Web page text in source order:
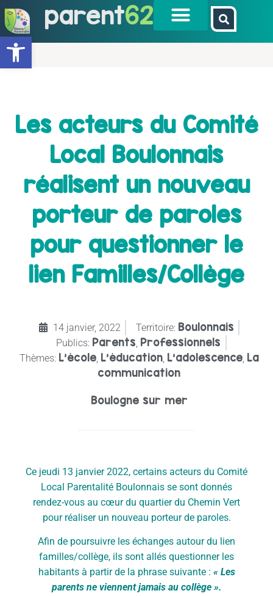
Ouvrir la barre d’outils
parent62
Les acteurs du Comité
Local Boulonnais
réalisent un nouveau
porteur de paroles
pour questionner le
lien Familles/Collège
14 janvier, 2022 Territoire: Boulonnais
Publics: Parents Professionnels
Thèmes: L'école, L'éducation, L’adolescence, La
communication
Boulogne sur mer
Ce jeudi 13 janvier 2022, certains acteurs du Comité
Local Parentalité Boulonnais se sont donnés
rendez-vous au cœur du quartier du Chemin Vert
pour réaliser un nouveau porteur de paroles.
Afin de poursuivre les échanges autour du lien
familles/collège, ils sont allés questionner les
habitants à partir de la phrase suivante : « Les
parents ne viennent jamais au collège ».